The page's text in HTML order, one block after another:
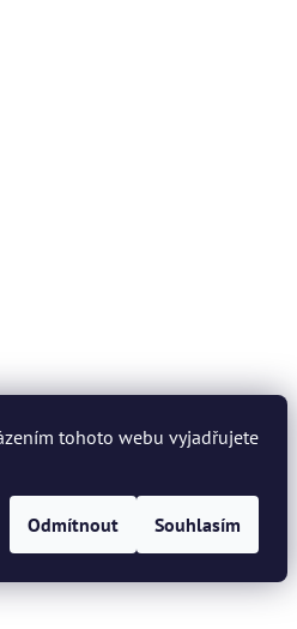
tohoto webu vyjadřujete
Odmítnout Souhlasím